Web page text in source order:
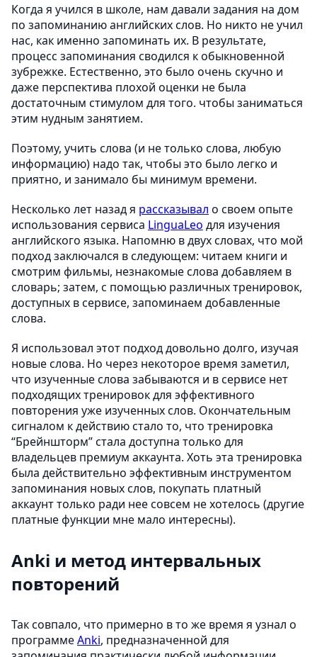
Когда я учился в школе, нам давали задания на дом
по запоминанию английских слов. Но никто не учил
нас, как именно запоминать их. В результате,
процесс запоминания сводился к обыкновенной
зубрежке. Естественно, это было очень скучно и
даже перспектива плохой оценки не была
достаточным стимулом для того. чтобы заниматься
этим нудным занятием.
Поэтому, учить слова (и не только слова, любую
информацию) надо так, чтобы это было легко и
приятно, и занимало бы минимум времени.
Несколько лет назад я рассказывал о своем опыте
использования сервиса LinguaLeo для изучения
английского языка. Напомню в двух словах, что мой
подход заключался в следующем: читаем книги и
смотрим фильмы, незнакомые слова добавляем в
словарь; затем, с помощью различных тренировок,
доступных в сервисе, запоминаем добавленные
слова.
Я использовал этот подход довольно долго, изучая
новые слова. Но через некоторое время заметил,
что изученные слова забываются и в сервисе нет
подходящих тренировок для эффективного
повторения уже изученных слов. Окончательным
сигналом к действию стало то, что тренировка
“Брейншторм” стала доступна только для
владельцев премиум аккаунта. Хоть эта тренировка
была действительно эффективным инструментом
запоминания новых слов, покупать платный
аккаунт только ради нее совсем не хотелось (другие
платные функции мне мало интересны).
Anki и метод интервальных
повторений
Так совпало, что примерно в то же время я узнал о
программеAnki, предназначенной для